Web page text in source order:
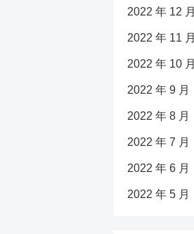
2022 年 12 月
2022 年 11 月
2022 年 10 月
2022 年 9 月
2022 年 8 月
2022 年 7 月
2022 年 6 月
2022 年 5 月